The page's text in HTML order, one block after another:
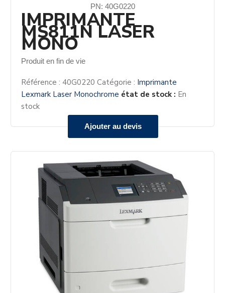
PN: 40G0220
Ajouter au devis
IMPRIMANTE
MS811N LASER
MONO
Produit en fin de vie
Référence :40G0220 Catégorie : Imprimante
Lexmark Laser Monochrome état de stock : En
stock